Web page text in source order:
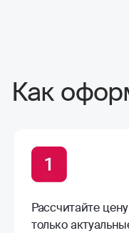
Как
Рассчитайте
только